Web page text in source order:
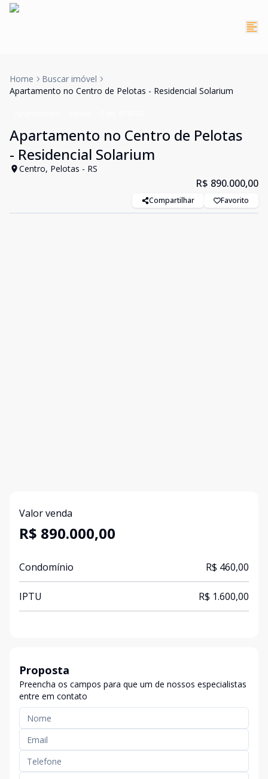
Home
Buscar imóvel
Apartamento no Centro de Pelotas - Residencial Solarium
Apartamento no Centro de Pelotas
- Residencial Solarium
Centro, Pelotas - RS
R$ 890.000,00
Compartilhar Favorito
Valor venda
R$ 890.000,00
Condomínio R$ 460,00
IPTU R$ 1.600,00
Proposta
Preencha os campos para que um de nossos especialistas
entre em contato